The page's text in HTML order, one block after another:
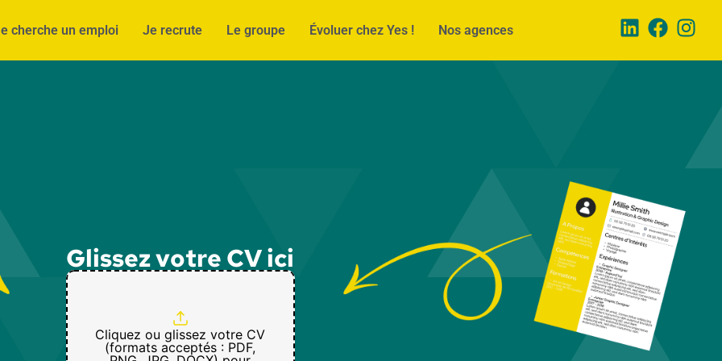
cherche un emploi Je recrute Le groupe Évoluer chez Yes ! Nos agences
Glissez votre CV ici
Cliquez ou glissez votre CV
(formats acceptés : PDF,